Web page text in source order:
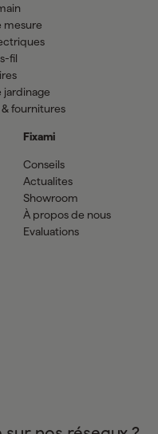
mesure
fil
jardinage
fournitures
Fixami
Conseils
Actualites
Showroom
À propos de nous
Evaluations